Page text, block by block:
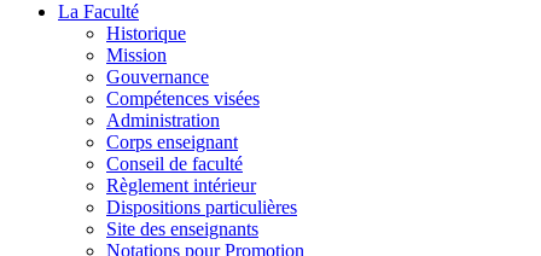
La Faculté
Historique
Mission
Gouvernance
Compétences visées
Administration
Corps enseignant
Conseil de faculté
Règlement intérieur
Dispositions particulières
Site des enseignants
Notations pour Promotion